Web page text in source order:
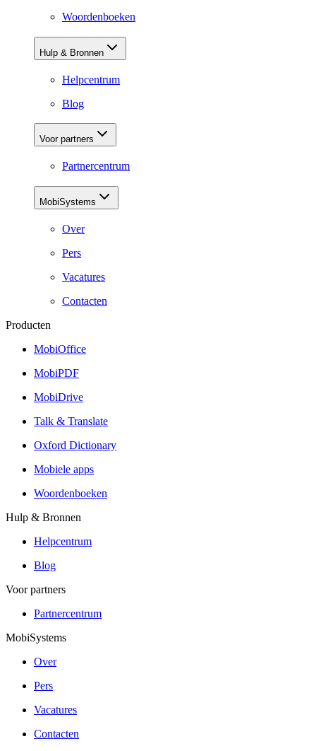
Woordenboeken
Hulp & Bronnen
Helpcentrum
Blog
Voor partners
Partnercentrum
MobiSystems
Over
Pers
Vacatures
Contacten
Producten
MobiOffice
MobiPDF
MobiDrive
Talk & Translate
Oxford Dictionary
Mobiele apps
Woordenboeken
Hulp & Bronnen
Helpcentrum
Blog
Voor partners
Partnercentrum
MobiSystems
Over
Pers
Vacatures
Contacten